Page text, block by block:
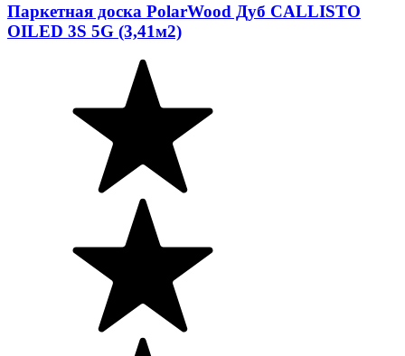
Паркетная доска PolarWood Дуб CALLISTO
OILED 3S 5G (3,41м2)